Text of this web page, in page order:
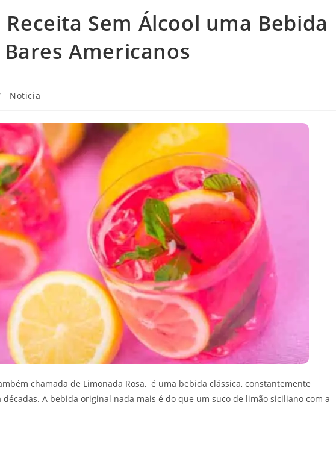
Sem Álcool uma Bebida
Americanos
Noticia
chamada de Limonada Rosa, é uma bebida clássica, constantemente
A bebida original nada mais é do que um suco de limão siciliano com a